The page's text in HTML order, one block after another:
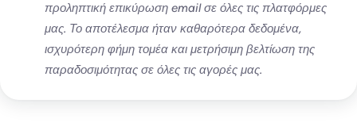
προληπτική επικύρωση email σε όλες τις πλατφόρμες
μας. Το αποτέλεσμα ήταν καθαρότερα δεδομένα,
ισχυρότερη φήμη τομέα και μετρήσιμη βελτίωση της
παραδοσιμότητας σε όλες τις αγορές μας.